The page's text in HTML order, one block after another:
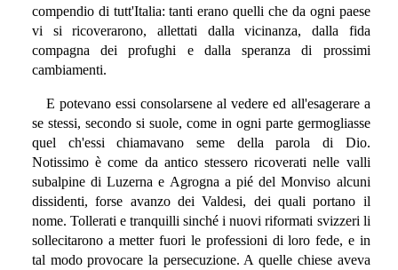
compendio di tutt'Italia: tanti erano quelli che da ogni paese
vi si ricoverarono, allettati dalla vicinanza, dalla fida
compagna dei profughi e dalla speranza di prossimi
cambiamenti.
E potevano essi consolarsene al vedere ed all'esagerare a
se stessi, secondo si suole, come in ogni parte germogliasse
quel ch'essi chiamavano seme della parola di Dio.
Notissimo è come da antico stessero ricoverati nelle valli
subalpine di Luzerna e Agrogna a pié del Monviso alcuni
dissidenti, forse avanzo dei Valdesi, dei quali portano il
nome. Tollerati e tranquilli sinché i nuovi riformati svizzeri li
sollecitarono a metter fuori le professioni di loro fede, e in
tal modo provocare la persecuzione. A quelle chiese aveva